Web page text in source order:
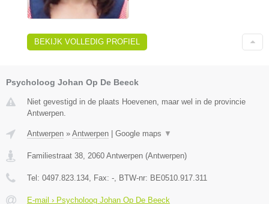
BEKIJK VOLLEDIG PROFIEL
Psycholoog Johan Op De Beeck
Niet gevestigd in de plaats Hoevenen, maar wel in de provincie
Antwerpen.
Antwerpen » Antwerpen Google maps ▼
Familiestraat 38 2060 Antwerpen (Antwerpen)
Tel: 0497.823.134 , Fax: - , BTW-nr: BE0510.917.311
E-mail › Psycholoog Johan Op De Beeck